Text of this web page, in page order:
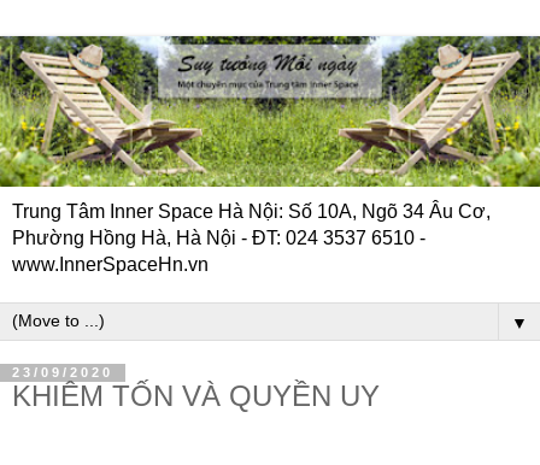
Trung Tâm Inner Space Hà Nội: Số 10A, Ngõ 34 Âu Cơ,
Phường Hồng Hà, Hà Nội - ĐT: 024 3537 6510 -
www.InnerSpaceHn.vn
▼
23/09/2020
KHIÊM TỐN VÀ QUYỀN UY